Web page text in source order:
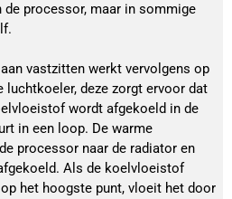
processor, maar in sommige
vastzitten werkt vervolgens op
luchtkoeler, deze zorgt ervoor dat
wordt afgekoeld in de
in een loop. De warme
processor naar de radiator en
Als de koelvloeistof
het hoogste punt, vloeit het door